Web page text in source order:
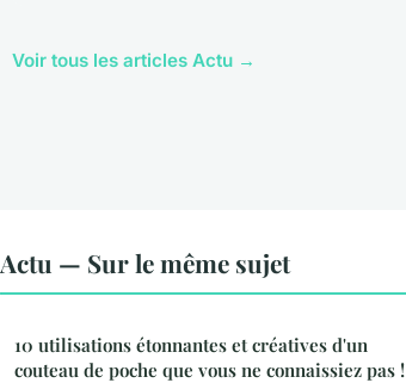
Voir tous les articles Actu →
Actu — Sur le même sujet
10 utilisations étonnantes et créatives d'un
couteau de poche que vous ne connaissiez pas !